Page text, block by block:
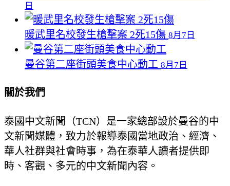
日
暖武里名校發生槍擊案 2死15傷 8月7日
曼谷第二座街頭美食中心動工 8月7日
關於我們
泰國中文新聞（TCN）是一家總部設於曼谷的中
文新聞媒體，致力於報導泰國當地政治、經濟、
華人社群與社會時事，為在泰華人讀者提供即
時、客觀、多元的中文新聞內容。